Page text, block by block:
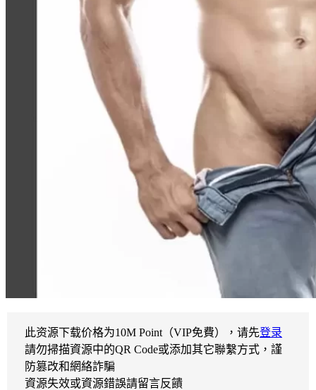
此资源下载价格为10M Point（VIP免費），请先登录
請勿掃描資源中的QR Code或添加其它聯繫方式，謹
防篡改和網絡詐騙
資源失效或資源錯誤請留言反饋